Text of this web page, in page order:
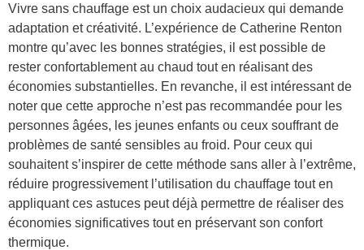
Vivre sans chauffage est un choix audacieux qui demande
adaptation et créativité. L’expérience de Catherine Renton
montre qu’avec les bonnes stratégies, il est possible de
rester confortablement au chaud tout en réalisant des
économies substantielles. En revanche, il est intéressant de
noter que cette approche n’est pas recommandée pour les
personnes âgées, les jeunes enfants ou ceux souffrant de
problèmes de santé sensibles au froid. Pour ceux qui
souhaitent s’inspirer de cette méthode sans aller à l’extrême,
réduire progressivement l’utilisation du chauffage tout en
appliquant ces astuces peut déjà permettre de réaliser des
économies significatives tout en préservant son confort
thermique.